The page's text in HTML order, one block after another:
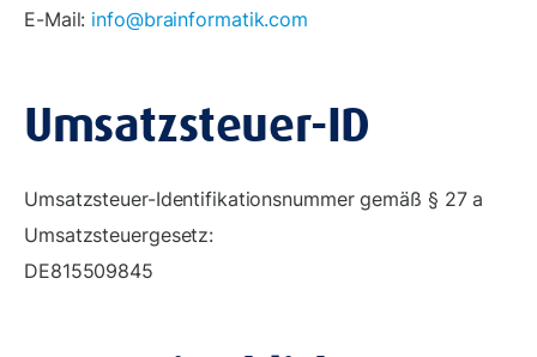
E-Mail: info@brainformatik.com
Umsatzsteuer-ID
Umsatzsteuer-Identifikationsnummer gemäß § 27 a
Umsatzsteuergesetz:
DE815509845